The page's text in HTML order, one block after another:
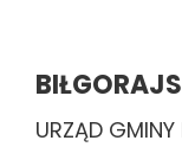
URZĄD